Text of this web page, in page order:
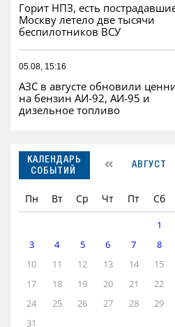
Горит НПЗ, есть
Москву летело две тысячи
беспилотников ВСУ
05.08, 15:16
АЗС в августе обновили
на бензин АИ-92, АИ-95 и
дизельное топливо
КАЛЕНДАРЬ
СОБЫТИЙ
АВГУСТ
Пн Вт Ср Чт Пт Сб
1
3
4 5 6 7 8
10
11 12 13 14 15
17
18 19 20 21 22
24
25 26 27 28 29
31